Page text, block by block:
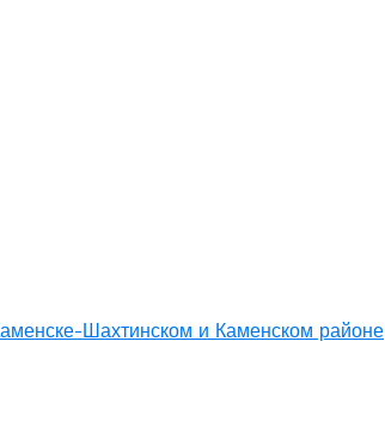
Шахтинском и Каменском районе